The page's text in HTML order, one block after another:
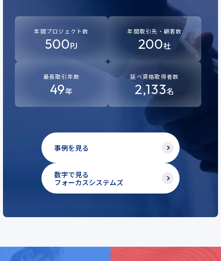
事例を見る
数字で見る
フォーカスシステムズ
年間プロジェクト数
500PJ
年間取引先・顧客数
200社
最長取引年数
49年
延べ資格取得者数
2,133名